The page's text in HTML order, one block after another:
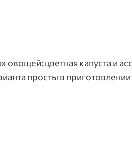
цветная капуста и
просты в